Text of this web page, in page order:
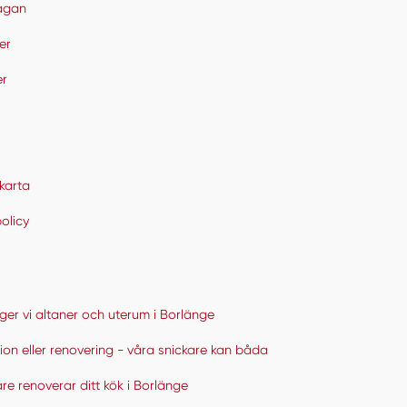
vi altaner och uterum i Borlänge
eller renovering - våra snickare kan båda
renoverar ditt kök i Borlänge